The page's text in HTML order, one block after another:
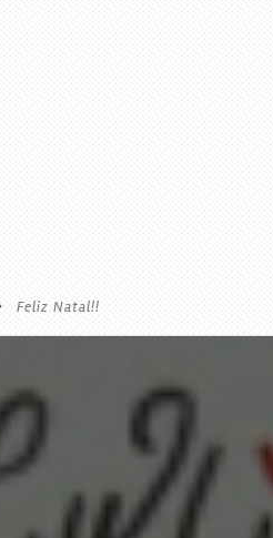
Feliz Natal!!